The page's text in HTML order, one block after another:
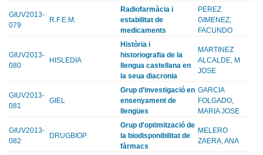
GIUV2013-
079
R.F.E.M.
Radiofarmàcia i
estabilitat de
medicaments
PEREZ
GIMENEZ,
FACUNDO
GIUV2013-
080
HISLEDIA
Història i
historiografia de la
llengua castellana en
la seua diacronia
MARTINEZ
ALCALDE, M
JOSE
GIUV2013-
081
GIEL
Grup d'investigació en
ensenyament de
llengües
GARCIA
FOLGADO,
MARIA JOSE
GIUV2013-
082
DRUGBIOP
Grup d'optimització de
la biodisponibilitat de
fàrmacs
MELERO
ZAERA, ANA